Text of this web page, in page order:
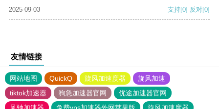
2025-09-03
支持[0] 反对[0]
友情链接
网站地图 QuickQ 旋风加速度器
旋风加速
tiktok加速器
狗急加速器官网
优途加速器官网